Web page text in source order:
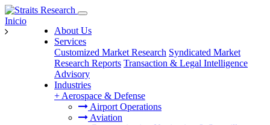
About Us
Services
Customized Market Research Syndicated Market
Research Reports Transaction & Legal Intelligence
Advisory
Industries
+ Aerospace & Defense
Airport Operations
Aviation
Inicio